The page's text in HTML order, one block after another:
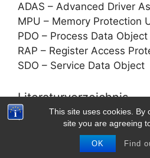
This site uses cookies. By
site you are agreeing
OK Find
ADAS – Advanced Driver
MPU – Memory Protection
PDO – Process Data Object
RAP – Register Access
SDO – Service Data Object
Literaturverzeichnis
[1] S. Balacco and C.
“Next Generation
Architectures,” in VDC